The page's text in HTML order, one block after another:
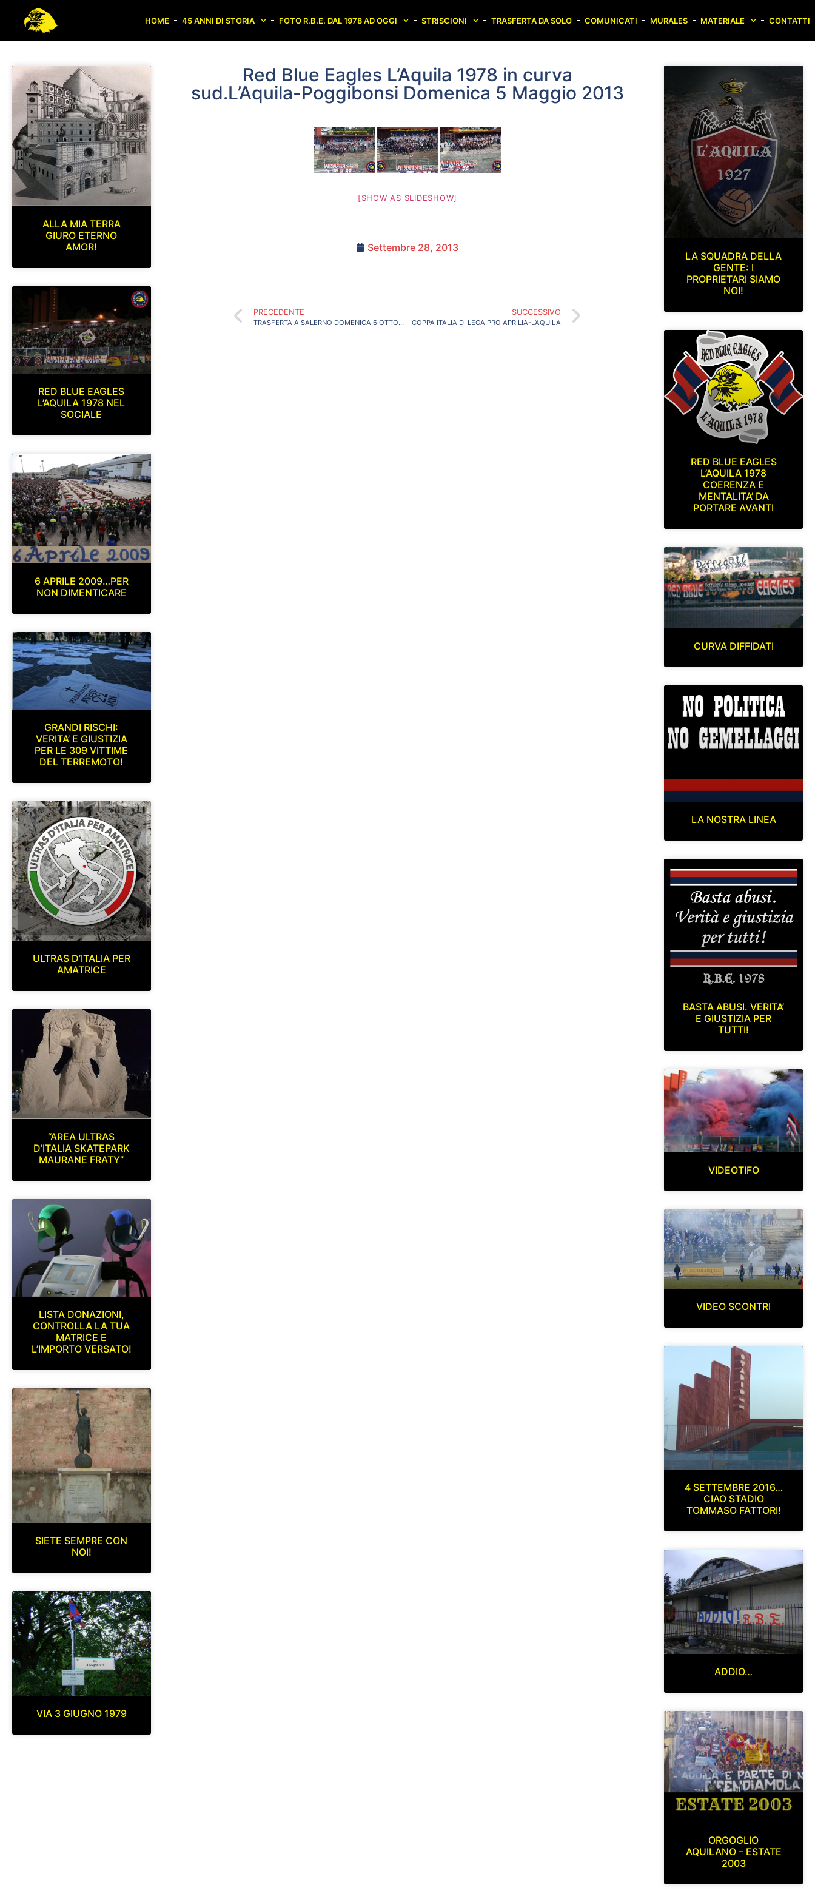
HOME 45 ANNI DI STORIA FOTO R.B.E. DAL 1978 AD OGGI STRISCIONI TRASFERTA DA SOLO COMUNICATI MURALES MATERIALE CONTATTI
ALLA MIA TERRA
GIURO ETERNO
AMOR!
RED BLUE EAGLES
L’AQUILA 1978 NEL
SOCIALE
6 APRILE 2009…PER
NON DIMENTICARE
GRANDI RISCHI:
VERITA’ E GIUSTIZIA
PER LE 309 VITTIME
DEL TERREMOTO!
ULTRAS D’ITALIA PER
AMATRICE
“AREA ULTRAS
D’ITALIA SKATEPARK
MAURANE FRATY”
LISTA DONAZIONI,
CONTROLLA LA TUA
MATRICE E
L’IMPORTO VERSATO!
SIETE SEMPRE CON
NOI!
VIA 3 GIUGNO 1979
Red Blue Eagles L’Aquila 1978 in curva
sud.L’Aquila-Poggibonsi Domenica 5 Maggio 2013
[SHOW AS SLIDESHOW]
Settembre 28, 2013
PRECEDENTE
TRASFERTA A SALERNO DOMENICA 6 OTTOBRE
SUCCESSIVO
COPPA ITALIA DI LEGA PRO APRILIA-L’AQUILA
LA SQUADRA DELLA
GENTE: I
PROPRIETARI SIAMO
NOI!
RED BLUE EAGLES
L’AQUILA 1978
COERENZA E
MENTALITA’ DA
PORTARE AVANTI
CURVA DIFFIDATI
LA NOSTRA LINEA
BASTA ABUSI. VERITA’
E GIUSTIZIA PER
TUTTI!
VIDEOTIFO
VIDEO SCONTRI
4 SETTEMBRE 2016…
CIAO STADIO
TOMMASO FATTORI!
ADDIO…
ORGOGLIO
AQUILANO – ESTATE
2003